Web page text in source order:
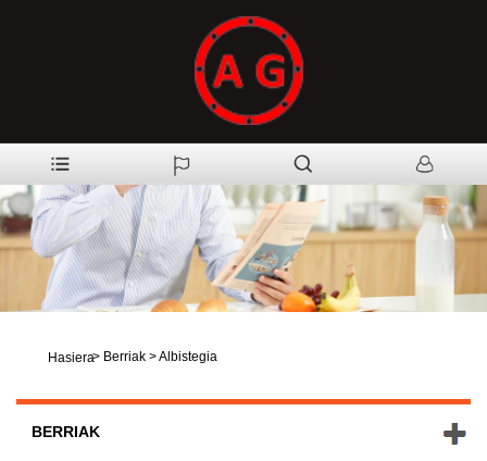
Hasiera> Berriak >Albistegia
BERRIAK